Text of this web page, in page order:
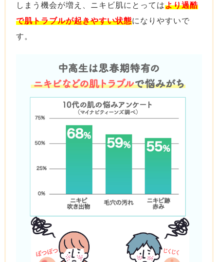
しまう機会が増え、ニキビ肌にとってはより過酷
で肌トラブルが起きやすい状態になりやすいで
す。